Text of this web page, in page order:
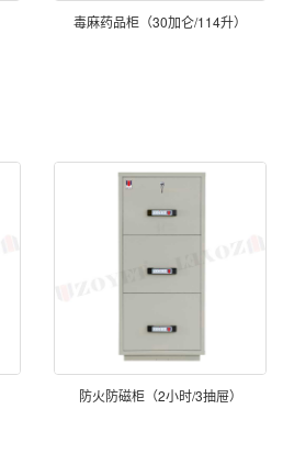
毒麻药品柜（30加仑/114升）
防火防磁柜（2小时/3抽屉）